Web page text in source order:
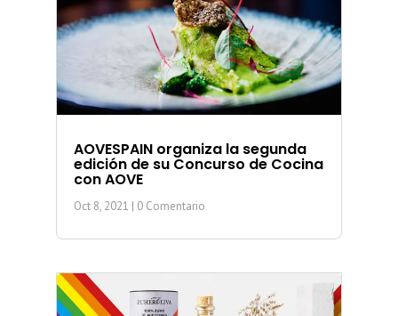
AOVESPAIN organiza la segunda
edición de su Concurso de Cocina
con AOVE
Oct 8, 2021 | 0 Comentario